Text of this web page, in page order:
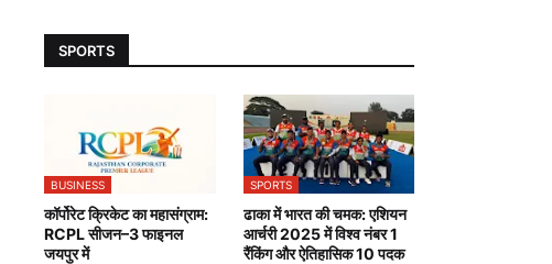
SPORTS
BUSINESS
कॉर्पोरेट क्रिकेट का महासंग्राम:
RCPL सीजन–3 फाइनल
जयपुर में
SPORTS
ढाका में भारत की चमक: एशियन
आर्चरी 2025 में विश्व नंबर 1
रैंकिंग और ऐतिहासिक 10 पदक